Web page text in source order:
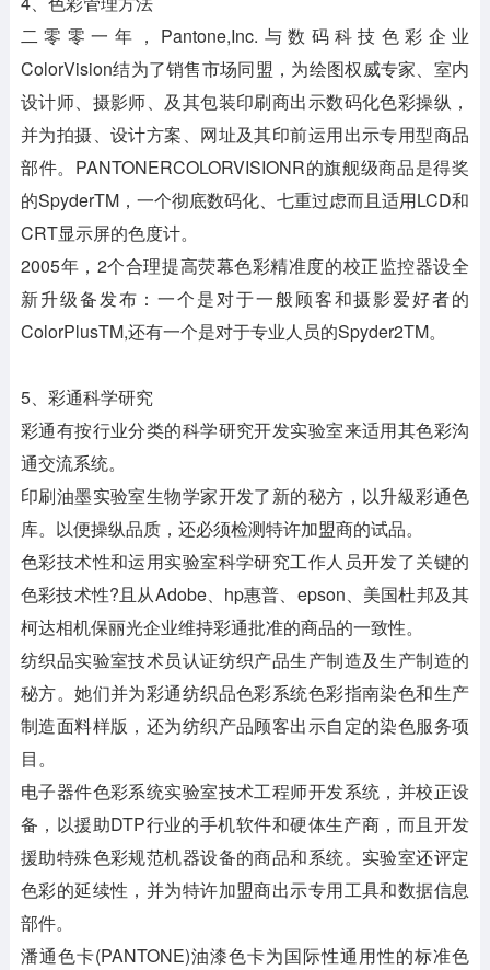
二零零一年，Pantone,Inc.与数码科技色彩企业
ColorVision结为了销售市场同盟，为绘图权威专家、室内
设计师、摄影师、及其包装印刷商出示数码化色彩操纵，
并为拍摄、设计方案、网址及其印前运用出示专用型商品
部件。PANTONERCOLORVISIONR的旗舰级商品是得奖
的SpyderTM，一个彻底数码化、七重过虑而且适用LCD和
CRT显示屏的色度计。
2005年，2个合理提高荧幕色彩精准度的校正监控器设全
新升级备发布：一个是对于一般顾客和摄影爱好者的
ColorPlusTM,还有一个是对于专业人员的Spyder2TM。
5、彩通科学研究
彩通有按行业分类的科学研究开发实验室来适用其色彩沟
通交流系统。
印刷油墨实验室生物学家开发了新的秘方，以升級彩通色
库。以便操纵品质，还必须检测特许加盟商的试品。
色彩技术性和运用实验室科学研究工作人员开发了关键的
色彩技术性?且从Adobe、hp惠普、epson、美国杜邦及其
柯达相机保丽光企业维持彩通批准的商品的一致性。
纺织品实验室技术员认证纺织产品生产制造及生产制造的
秘方。她们并为彩通纺织品色彩系统色彩指南染色和生产
制造面料样版，还为纺织产品顾客出示自定的染色服务项
目。
电子器件色彩系统实验室技术工程师开发系统，并校正设
备，以援助DTP行业的手机软件和硬体生产商，而且开发
援助特殊色彩规范机器设备的商品和系统。实验室还评定
色彩的延续性，并为特许加盟商出示专用工具和数据信息
部件。
潘通色卡(PANTONE)油漆色卡为国际性通用性的标准色